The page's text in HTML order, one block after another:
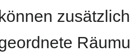
können